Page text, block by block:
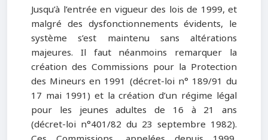
Jusqu’à l’entrée en vigueur des lois de 1999, et
malgré des dysfonctionnements évidents, le
système s’est maintenu sans altérations
majeures. Il faut néanmoins remarquer la
création des Commissions pour la Protection
des Mineurs en 1991 (décret-loi n° 189/91 du
17 mai 1991) et la création d’un régime légal
pour les jeunes adultes de 16 à 21 ans
(décret-loi n°401/82 du 23 septembre 1982).